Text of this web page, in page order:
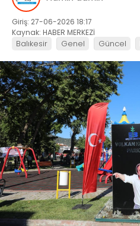
Giriş: 27-06-2026 18:17
Kaynak: HABER MERKEZİ
Balıkesir Genel Güncel